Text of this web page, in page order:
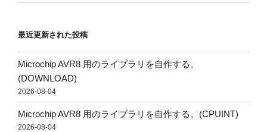
最近更新された投稿
Microchip AVR8 用のライブラリを自作する。
(DOWNLOAD)
2026-08-04
Microchip AVR8 用のライブラリを自作する。(CPUINT)
2026-08-04